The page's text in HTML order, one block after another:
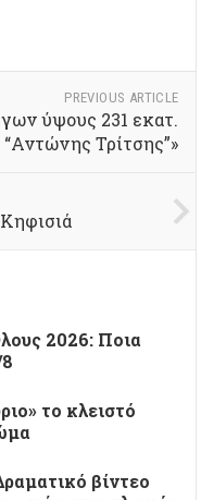
PREVIOUS ARTICLE
ύψους 231 εκατ.
Τρίτσης”»
2026: Ποια
το κλειστό
βίντεο